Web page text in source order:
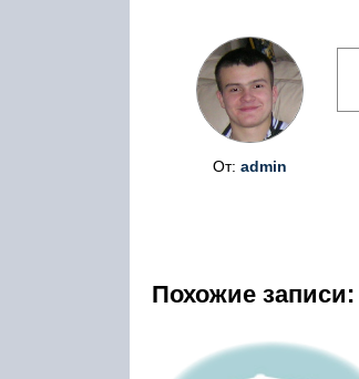
От: admin
Похожие записи: